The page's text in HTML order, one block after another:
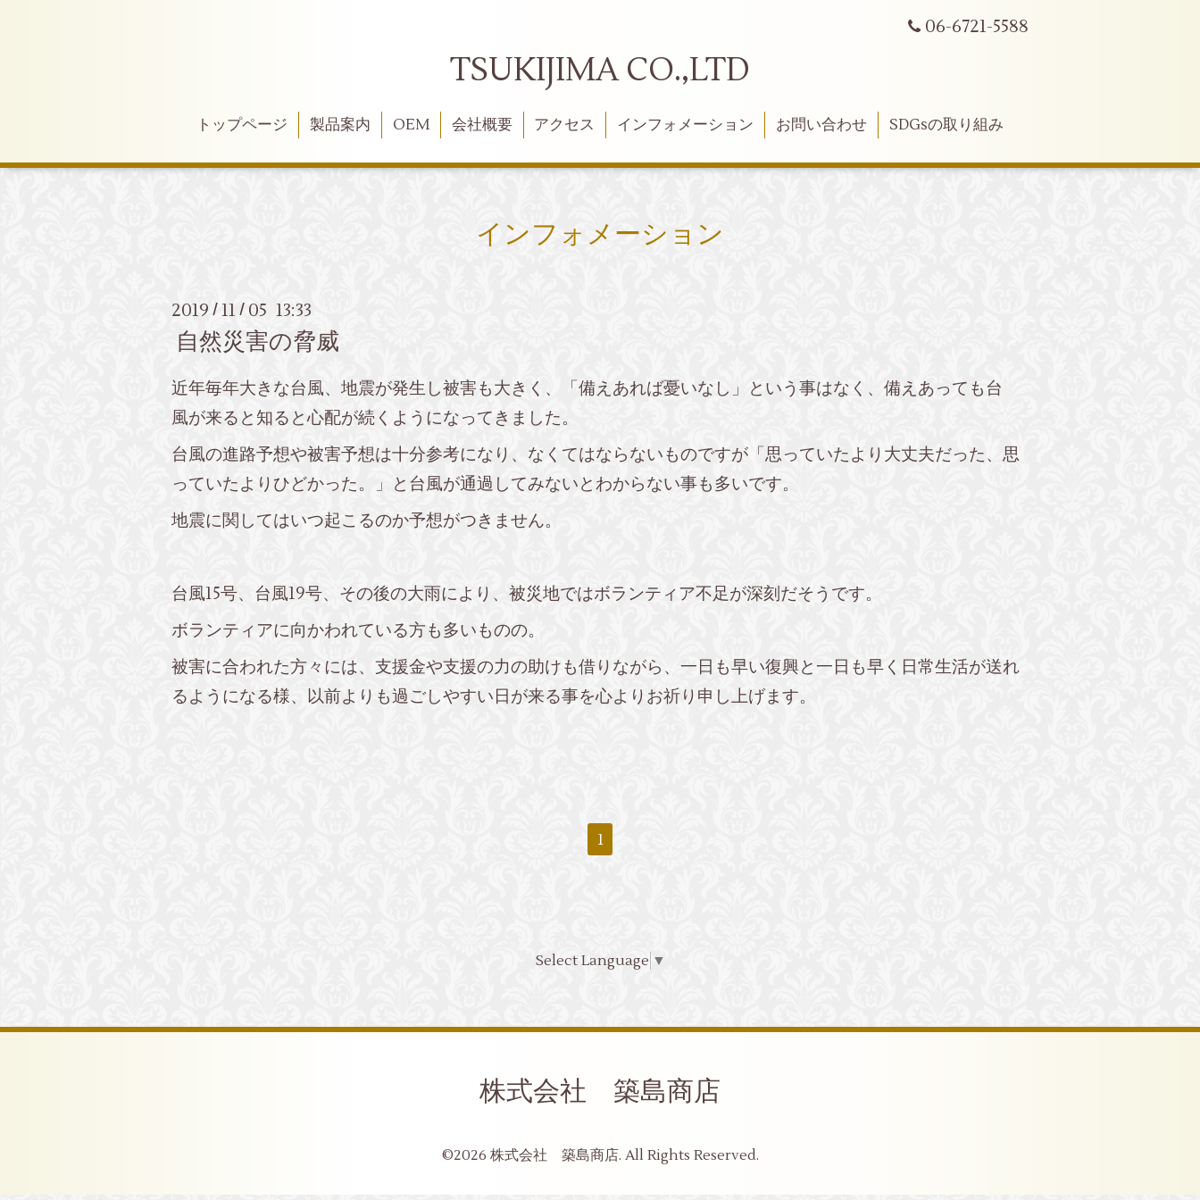
06-6721-5588
TSUKIJIMA CO.,LTD
トップページ 製品案内 OEM 会社概要 アクセス インフォメーション お問い合わせ SDGsの取り組み
インフォメーション
2019 / 11 / 05 13:33
自然災害の脅威
近年毎年大きな台風、地震が発生し被害も大きく、「備えあれば憂いなし」という事はなく、備えあっても台
風が来ると知ると心配が続くようになってきました。
台風の進路予想や被害予想は十分参考になり、なくてはならないものですが「思っていたより大丈夫だった、思
っていたよりひどかった。」と台風が通過してみないとわからない事も多いです。
地震に関してはいつ起こるのか予想がつきません。
台風15号、台風19号、その後の大雨により、被災地ではボランティア不足が深刻だそうです。
ボランティアに向かわれている方も多いものの。
被害に合われた方々には、支援金や支援の力の助けも借りながら、一日も早い復興と一日も早く日常生活が送れ
るようになる様、以前よりも過ごしやすい日が来る事を心よりお祈り申し上げます。
1
Select Language ▼
株式会社 築島商店
©2026 株式会社 築島商店. All Rights Reserved.